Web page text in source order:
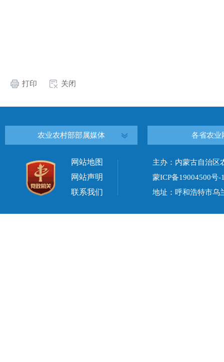
打印 关闭
农业农村部部属媒体 各省农业
网站地图
网站声明
联系我们
主办：内蒙古自治
蒙ICP备19004500号-
地址：呼和浩特市